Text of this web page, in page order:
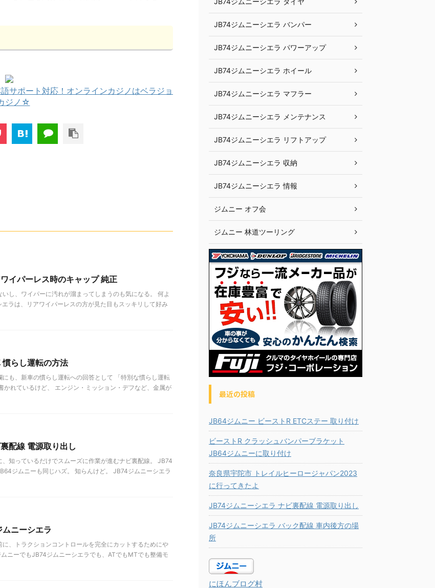
サポート対応！オンラインカジノはベラジョ
ジノ☆
イパーレス時のキャップ 純正
し、ワイパーに汚れが溜まってしまうのも気になる。 何よ
ラは、リアワイパーレスの方が見た目もスッキリして好み
らし運転の方法
も、新車の慣らし運転への回答として 「特別な慣らし運転
かれているけど、 エンジン・ミッション・デフなど、金属が
配線 電源取り出し
知っているだけでスムーズに作業が進むナビ裏配線。 JB74
ジムニーも同じハズ。 知らんけど。 JB74ジムニーシエラ
ニーシエラ
、トラクションコントロールを完全にカットするためにや
ニーでもJB74ジムニーシエラでも、ATでもMTでも整備モ
JB74ジムニーシエラ バンパー
JB74ジムニーシエラ パワーアップ
JB74ジムニーシエラ ホイール
JB74ジムニーシエラ マフラー
JB74ジムニーシエラ メンテナンス
JB74ジムニーシエラ リフトアップ
JB74ジムニーシエラ 収納
JB74ジムニーシエラ 情報
ジムニー オフ会
ジムニー 林道ツーリング
最近の投稿
JB64ジムニー ビーストR ETCステー 取り付け
ビーストR クラッシュバンパーブラケット
JB64ジムニーに取り付け
奈良県宇陀市 トレイルヒーロージャパン2023
に行ってきたよ
JB74ジムニーシエラ ナビ裏配線 電源取り出し
JB74ジムニーシエラ バック配線 車内後方の場
所
にほんブログ村